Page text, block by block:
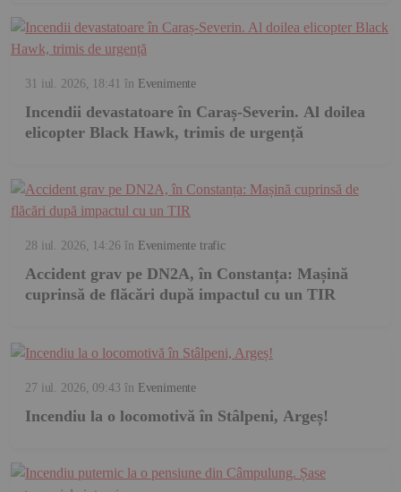
31 iul. 2026, 18:41 în Evenimente
Incendii devastatoare în Caraș-Severin. Al doilea
elicopter Black Hawk, trimis de urgență
28 iul. 2026, 14:26 în Evenimente trafic
Accident grav pe DN2A, în Constanța: Mașină
cuprinsă de flăcări după impactul cu un TIR
27 iul. 2026, 09:43 în Evenimente
Incendiu la o locomotivă în Stâlpeni, Argeș!